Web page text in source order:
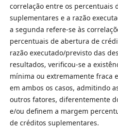
correlação entre os percentuais
suplementares e a razão
a segunda refere-se às
percentuais de abertura de
razão executado/previsto das
resultados, verificou-se a
mínima ou extremamente fraca
em ambos os casos, admitindo
outros fatores, diferentemente
e/ou definem a margem
de créditos suplementares.